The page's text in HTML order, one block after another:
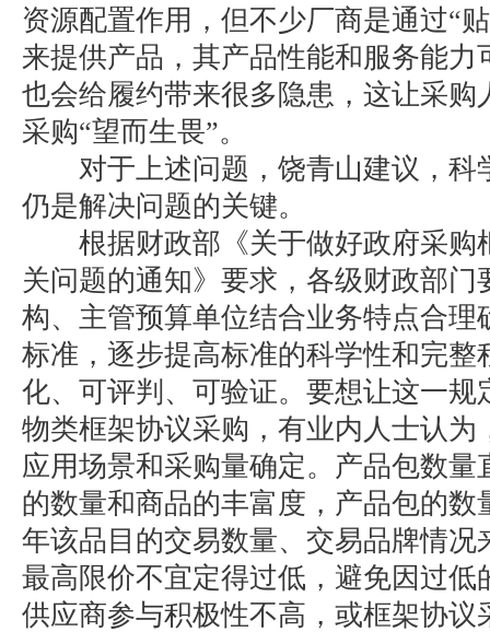
资源配置作用，但不少厂商是通过“
来提供产品，其产品性能和服务能力
也会给履约带来很多隐患，这让采购
采购“望而生畏”。
对于上述问题，饶青山建议，科
仍是解决问题的关键。
根据财政部《关于做好政府采购
关问题的通知》要求，各级财政部门
构、主管预算单位结合业务特点合理
标准，逐步提高标准的科学性和完整
化、可评判、可验证。要想让这一规
物类框架协议采购，有业内人士认为
应用场景和采购量确定。产品包数量
的数量和商品的丰富度，产品包的数
年该品目的交易数量、交易品牌情况
最高限价不宜定得过低，避免因过低
供应商参与积极性不高，或框架协议